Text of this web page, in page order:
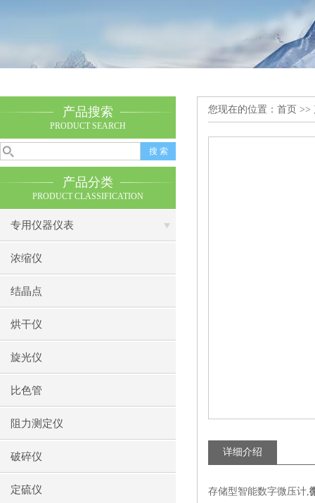
产品搜索
PRODUCT SEARCH
产品分类
PRODUCT CLASSIFICATION
专用仪器仪表
浓缩仪
结晶点
烘干仪
旋光仪
比色管
阻力测定仪
破碎仪
定硫仪
您现在的位置： 首页 >>
详细介绍
存储型智能数字微压计,